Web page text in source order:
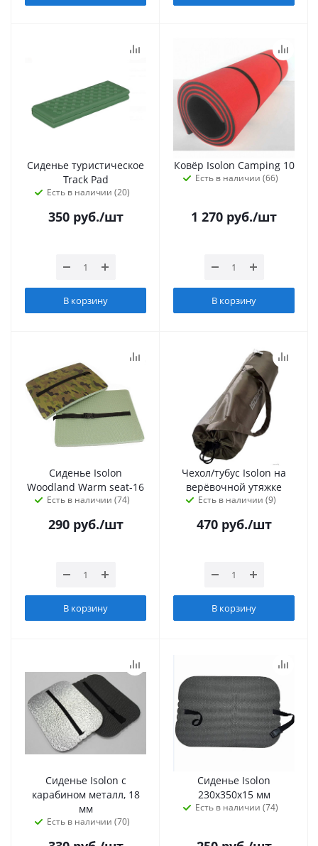
Сиденье туристическое
Track Pad
Есть в наличии (20)
350руб./шт
В корзину
Ковёр Isolon Camping 10
Есть в наличии (66)
1 270 руб./шт
В корзину
Сиденье Isolon
Woodland Warm seat-16
Есть в наличии (74)
290руб./шт
В корзину
Чехол/тубус Isolon на
верёвочной утяжке
Есть в наличии (9)
470руб./шт
В корзину
Сиденье Isolon с
карабином металл, 18
мм
Есть в наличии (70)
Сиденье Isolon
230х350х15 мм
Есть в наличии (74)